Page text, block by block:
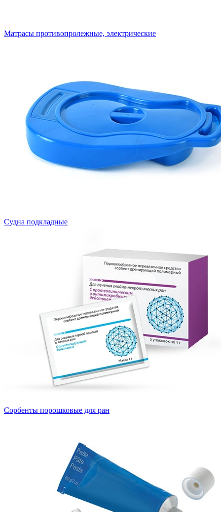
Матрасы противопролежные, электрические
Судна подкладные
Сорбенты порошковые для ран